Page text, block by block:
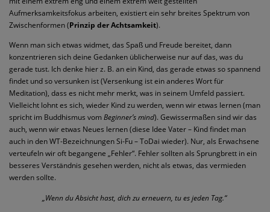
Aufmerksamkeitsfokus arbeiten, existiert ein sehr breites Spektrum von
Zwischenformen (Prinzip der Achtsamkeit).
Wenn man sich etwas widmet, das Spaß und Freude bereitet, dann
konzentrieren sich deine Gedanken üblicherweise nur auf das, was du
gerade tust. Ich denke hier z. B. an ein Kind, das gerade etwas so spannend
findet und so versunken ist (Versenkung ist ein anderes Wort für
Meditation), dass es nicht mehr merkt, was in seinem Umfeld passiert.
Vielleicht lohnt es sich, wieder Kind zu werden, wenn wir etwas lernen (man
spricht im Buddhismus vomBeginner’s mind). Gewissermaßen sind wir das
auch, wenn wir etwas Neues lernen (diese Idee Vater – Kind findet man
auch in den WT-Bezeichnungen Si-Fu – ToDai wieder). Nur, als Erwachsene
verteufeln wir oft begangene „Fehler“. Fehler sollten als Sprungbrett in ein
besseres Verständnis gesehen werden, nicht als etwas, das vermieden
werden sollte.
„Wenn du Absicht hast, dich zu erneuern, tu es jeden Tag.“